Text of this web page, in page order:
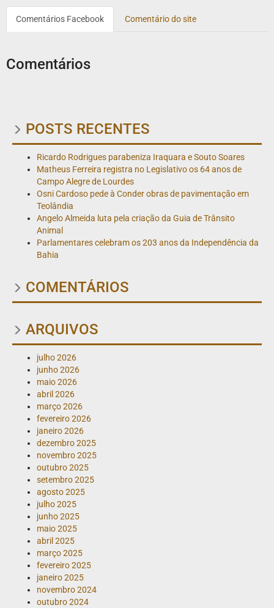
Comentários Facebook Comentário do site
Comentários
POSTS RECENTES
Ricardo Rodrigues parabeniza Iraquara e Souto Soares
Matheus Ferreira registra no Legislativo os 64 anos de
Campo Alegre de Lourdes
Osni Cardoso pede à Conder obras de pavimentação em
Teolândia
Angelo Almeida luta pela criação da Guia de Trânsito
Animal
Parlamentares celebram os 203 anos da Independência da
Bahia
COMENTÁRIOS
ARQUIVOS
julho 2026
junho 2026
maio 2026
abril 2026
março 2026
fevereiro 2026
janeiro 2026
dezembro 2025
novembro 2025
outubro 2025
setembro 2025
agosto 2025
julho 2025
junho 2025
maio 2025
abril 2025
março 2025
fevereiro 2025
janeiro 2025
novembro 2024
outubro 2024